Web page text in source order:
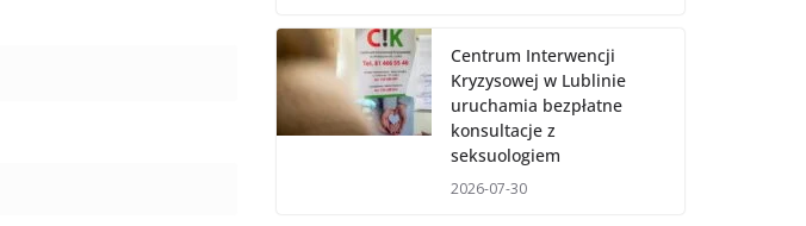
Centrum Interwencji
Kryzysowej w Lublinie
uruchamia bezpłatne
konsultacje z
seksuologiem
2026-07-30